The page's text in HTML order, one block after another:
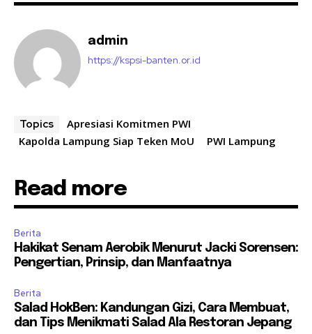
admin
https://kspsi-banten.or.id
Topics
Apresiasi Komitmen PWI
Kapolda Lampung Siap Teken MoU
PWI Lampung
Read more
Berita
Hakikat Senam Aerobik Menurut Jacki Sorensen:
Pengertian, Prinsip, dan Manfaatnya
Berita
Salad HokBen: Kandungan Gizi, Cara Membuat,
dan Tips Menikmati Salad Ala Restoran Jepang